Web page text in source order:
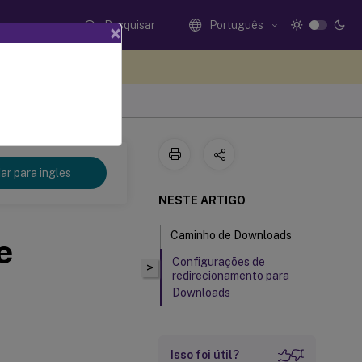
Pesquisar Português
para ingles
>
NESTE ARTIGO
Caminho de Downloads
Configurações de
redirecionamento para
Downloads
Isso foi útil?
×